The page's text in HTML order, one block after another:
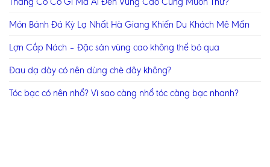
Món Bánh Đá Kỳ Lạ Nhất Hà Giang Khiến Du Khách Mê Mẩn
Lợn Cắp Nách – Đặc sản vùng cao không thể bỏ qua
Đau dạ dày có nên dùng chè dây không?
Tóc bạc có nên nhổ? Vì sao càng nhổ tóc càng bạc nhanh?